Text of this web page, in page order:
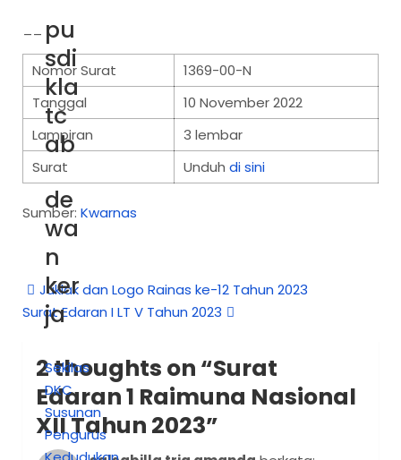
pu
sdi
kla
tc
ab
de
wa
n
ker
ja
Sekilas
DKC
Susunan
Pengurus
Nomor Surat
1369-00-N
Tanggal
10 November 2022
Lampiran
3 lembar
Surat
Unduh di sini
Sumber: Kwarnas
Juklak dan Logo Rainas ke-12 Tahun 2023
Surat Edaran I LT V Tahun 2023
2 thoughts on “Surat
Edaran 1 Raimuna Nasional
XII Tahun 2023”